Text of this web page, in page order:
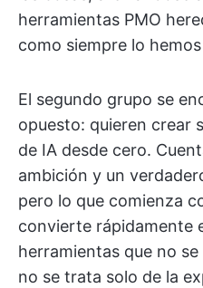
herramientas PMO
como siempre lo
El segundo grupo se
opuesto: quieren crear
de IA desde cero.
ambición y un
pero lo que comienza
convierte rápidamente
herramientas que no
no se trata solo de la